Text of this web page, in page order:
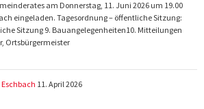
am Donnerstag, 11. Juni 2026 um 19.00
eingeladen. Tagesordnung – öffentliche Sitzung:
Sitzung 9. Bauangelegenheiten10. Mitteilungen
Ortsbürgermeister
11. April 2026